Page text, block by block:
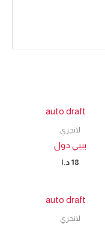
لانجري
بيبي دول
18 د.ا
لانجري